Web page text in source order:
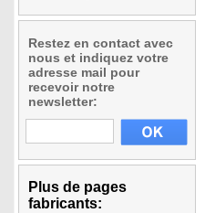
Restez en contact avec
nous et indiquez votre
adresse mail pour
recevoir notre
newsletter:
Plus de pages
fabricants: